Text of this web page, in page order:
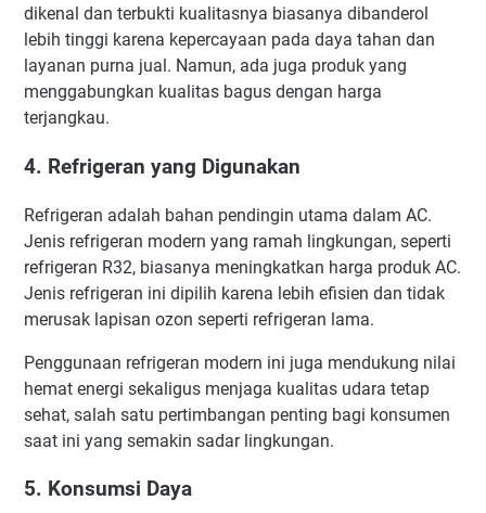
dikenal dan terbukti kualitasnya biasanya dibanderol
lebih tinggi karena kepercayaan pada daya tahan dan
layanan purna jual. Namun, ada juga produk yang
menggabungkan kualitas bagus dengan harga
terjangkau.
4. Refrigeran yang Digunakan
Refrigeran adalah bahan pendingin utama dalam AC.
Jenis refrigeran modern yang ramah lingkungan, seperti
refrigeran R32, biasanya meningkatkan harga produk AC.
Jenis refrigeran ini dipilih karena lebih efisien dan tidak
merusak lapisan ozon seperti refrigeran lama.
Penggunaan refrigeran modern ini juga mendukung nilai
hemat energi sekaligus menjaga kualitas udara tetap
sehat, salah satu pertimbangan penting bagi konsumen
saat ini yang semakin sadar lingkungan.
5. Konsumsi Daya